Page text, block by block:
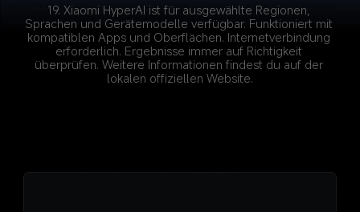
19. Xiaomi HyperAI ist für ausgewählte Regionen,
Sprachen und Gerätemodelle verfügbar. Funktioniert mit
kompatiblen Apps und Oberflächen. Internetverbindung
erforderlich. Ergebnisse immer auf Richtigkeit
überprüfen. Weitere Informationen findest du auf der
lokalen offiziellen Website.